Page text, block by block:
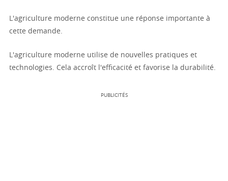
L'agriculture moderne constitue une réponse importante à
cette demande.
L'agriculture moderne utilise de nouvelles pratiques et
technologies. Cela accroît l'efficacité et favorise la durabilité.
PUBLICITÉS